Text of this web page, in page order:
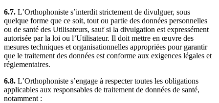
6.7. L’Orthophoniste s’interdit strictement de divulguer, sous
quelque forme que ce soit, tout ou partie des données personnelles
ou de santé des Utilisateurs, sauf si la divulgation est expressément
autorisée par la loi ou l’Utilisateur. Il doit mettre en œuvre des
mesures techniques et organisationnelles appropriées pour garantir
que le traitement des données est conforme aux exigences légales et
réglementaires.
6.8. L’Orthophoniste s’engage à respecter toutes les obligations
applicables aux responsables de traitement de données de santé,
notamment :